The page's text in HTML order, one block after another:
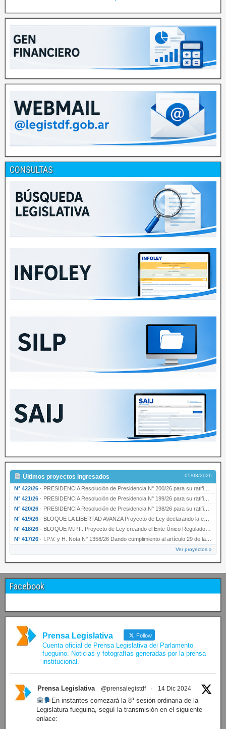
CONSULTAS
Últimos proyectos ingresados 05/08/2026
N° 422/26 · PRESIDENCIA Resolución de Presidencia N° 200/26 para su ratificación.
N° 421/26 · PRESIDENCIA Resolución de Presidencia N° 199/26 para su ratificación.
N° 420/26 · PRESIDENCIA Resolución de Presidencia N° 198/26 para su ratificación.
N° 419/26 · BLOQUE LA LIBERTAD AVANZA Proyecto de Ley declarando la esencialidad del servicio educativ…
N° 418/26 · BLOQUE M.P.F. Proyecto de Ley creando el Ente Único Regulador de servicios públicos de la …
N° 417/26 · I.P.V. y H. Nota N° 1358/26 Dando cumplimiento al artículo 29 de la Ley provincial N° 1399…
Ver proyectos »
Facebook
Prensa Legislativa Follow
Cuenta oficial de Prensa Legislativa del Parlamento
fueguino. Noticias y fotografías generadas por la prensa
institucional.
Prensa Legislativa @prensalegistdf · 14 Dic 2024
En instantes comezará la 8ª sesión ordinaria de la
Legislatura fueguina, seguí la transmisión en el siguiente
enlace: